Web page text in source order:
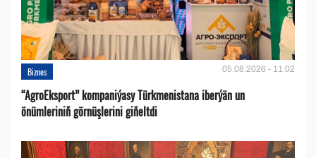
Biznes 05.08.2026 - 11:02
“AgroEksport” kompaniýasy Türkmenistana iberýän un
önümleriniň görnüşlerini giňeltdi